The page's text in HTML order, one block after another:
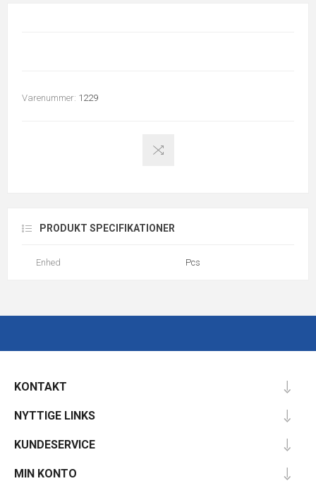
Varenummer: 1229
PRODUKT SPECIFIKATIONER
Enhed Pcs
KONTAKT
NYTTIGE LINKS
KUNDESERVICE
MIN KONTO